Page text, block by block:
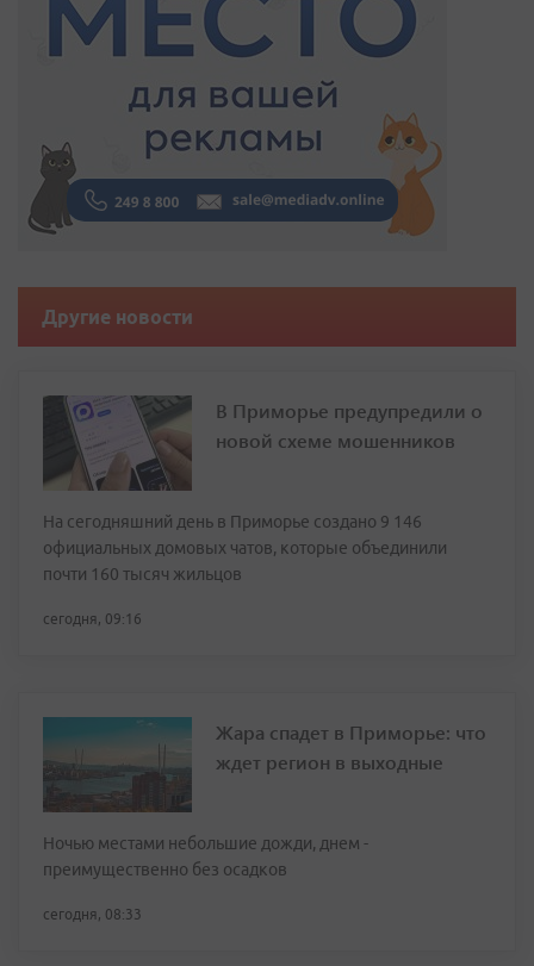
Другие новости
В Приморье предупредили о
новой схеме мошенников
На сегодняшний день в Приморье создано 9 146
официальных домовых чатов, которые объединили
почти 160 тысяч жильцов
сегодня, 09:16
Жара спадет в Приморье: что
ждет регион в выходные
Ночью местами небольшие дожди, днем -
преимущественно без осадков
сегодня, 08:33